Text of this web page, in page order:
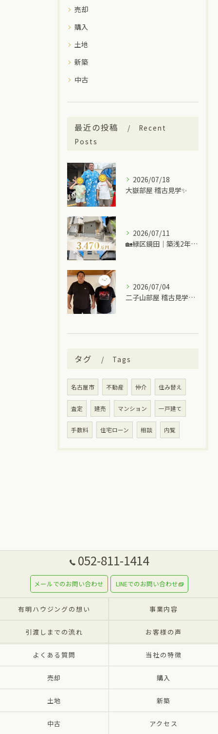
売却
購入
土地
新築
中古
最近の投稿
Recent
Posts
2026/07/18
大嶽部屋 稽古見学✨
2026/07/11
🏡緑区鏡田｜築浅2年の中古一戸建て
2026/07/04
二子山部屋 稽古見学＆ちゃんこ🍲
タグ Tags
名古屋市 不動産 仲介 住み替え
査定 建売 マンション 一戸建て
手数料 住宅ローン 相談 内覧
052-811-1414
メールでのお問い合わせ LINEでのお問い合わせ
有明ハウジングの想い 事業内容
引渡しまでの流れ お客様の声
よくある質問 当社の特徴
売却 購入
土地 新築
中古 アクセス